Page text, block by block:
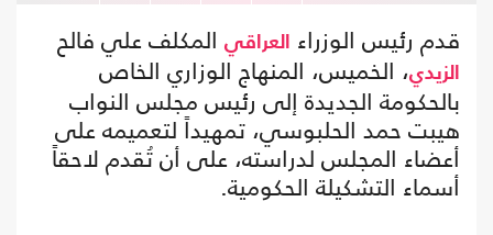
قدم رئيس الوزراء العراقي المكلف علي فالح
الزيدي، الخميس، المنهاج الوزاري الخاص
بالحكومة الجديدة إلى رئيس مجلس النواب
هيبت حمد الحلبوسي، تمهيداً لتعميمه على
أعضاء المجلس لدراسته، على أن تُقدم لاحقاً
أسماء التشكيلة الحكومية.